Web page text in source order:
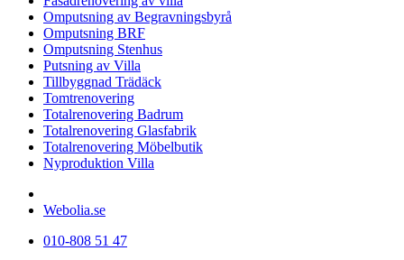
Omputsning av Begravningsbyrå
Omputsning BRF
Omputsning Stenhus
Putsning av Villa
Tillbyggnad Trädäck
Tomtrenovering
Totalrenovering Badrum
Totalrenovering Glasfabrik
Totalrenovering Möbelbutik
Nyproduktion Villa
Webolia.se
010-808 51 47